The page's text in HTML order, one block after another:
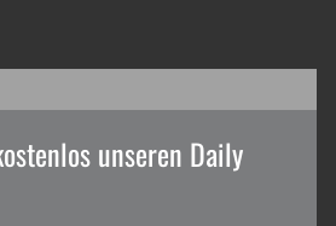
unseren Daily